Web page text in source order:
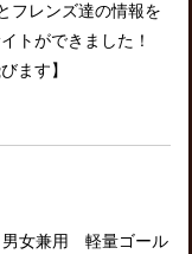
フレンズ達の情報を
トができました！
ます】
女兼用 軽量ゴール